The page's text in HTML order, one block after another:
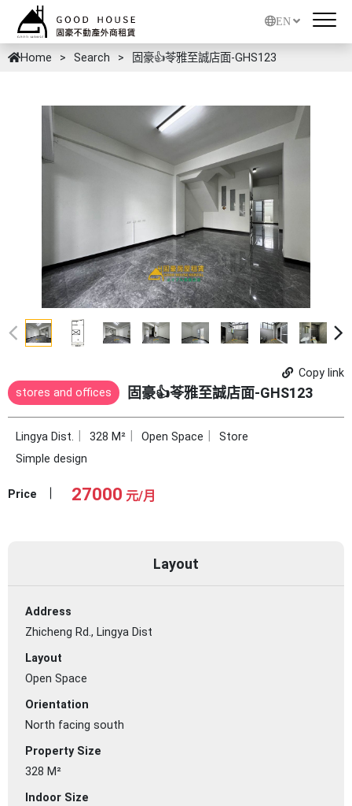
EN
Home Search 固豪👍苓雅至誠店面-GHS123
stores and offices 固豪👍苓雅至誠店面-GHS123
Copy link
Lingya Dist. 328 M² Open Space
Store
Simple design
Price 27000 元/月
Layout
Address
Zhicheng Rd., Lingya Dist
Layout
Open Space
Orientation
North facing south
Property Size
328 M²
Indoor Size